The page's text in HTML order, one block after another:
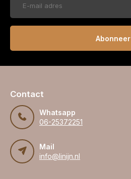
Abonneer
Contact
Whatsapp
06-25372251
Mail
info@linijn.nl